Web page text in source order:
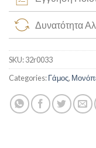
Δυνατότητα
SKU:32r0033
Categories:Γάμος,